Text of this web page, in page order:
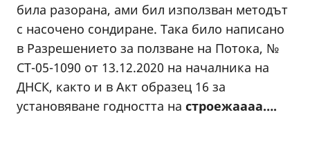
била разорана, ами бил използван методът
с насочено сондиране. Така било написано
в Разрешението за ползване на Потока, №
СТ-05-1090 от 13.12.2020 на началника на
ДНСК, както и в Акт образец 16 за
установяване годността на строежаааа….